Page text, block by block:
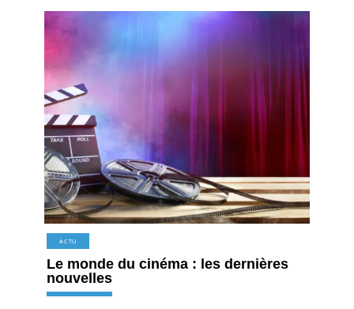
ACTU
Le monde du cinéma : les dernières
nouvelles